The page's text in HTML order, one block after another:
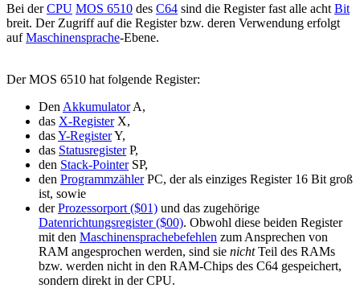
Bei derCPU MOS 6510 des C64 sind die Register fast alle acht Bit
breit. Der Zugriff auf die Register bzw. deren Verwendung erfolgt
aufMaschinensprache-Ebene.
Der MOS 6510 hat folgende Register:
Den AkkumulatorA,
das X-RegisterX,
dasY-RegisterY,
das StatusregisterP,
den Stack-PointerSP,
den ProgrammzählerPC, der als einziges Register 16 Bit groß
ist, sowie
derProzessorport ($01) und das zugehörige
Datenrichtungsregister ($00). Obwohl diese beiden Register
mit den Maschinensprachebefehlen zum Ansprechen von
RAM angesprochen werden, sind sie nichtTeil des RAMs
bzw. werden nicht in den RAM-Chips des C64 gespeichert,
sondern direkt in der CPU.